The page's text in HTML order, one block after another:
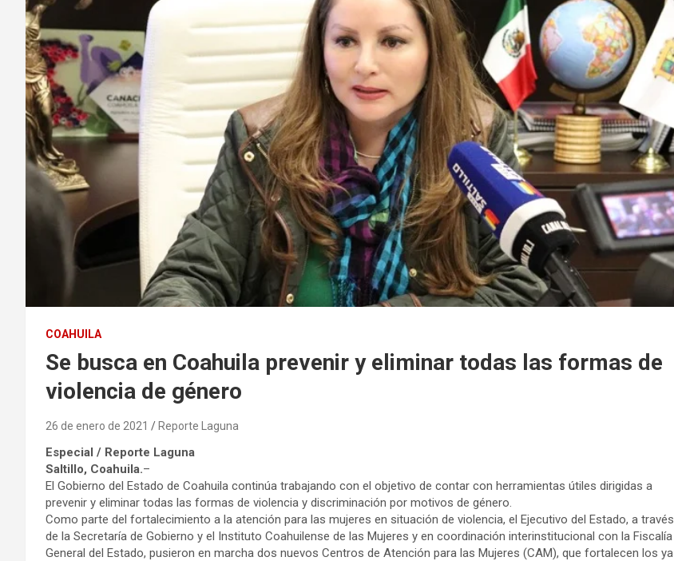
COAHUILA
Se busca en Coahuila prevenir y eliminar todas las formas de
violencia de género
26 de enero de 2021 Reporte Laguna
Especial / Reporte Laguna
Saltillo, Coahuila.–
El Gobierno del Estado de Coahuila continúa trabajando con el objetivo de contar con herramientas útiles dirigidas a
prevenir y eliminar todas las formas de violencia y discriminación por motivos de género.
Como parte del fortalecimiento a la atención para las mujeres en situación de violencia, el Ejecutivo del Estado, a través
de la Secretaría de Gobierno y el Instituto Coahuilense de las Mujeres y en coordinación interinstitucional con la Fiscalía
General del Estado, pusieron en marcha dos nuevos Centros de Atención para las Mujeres (CAM), que fortalecen los ya